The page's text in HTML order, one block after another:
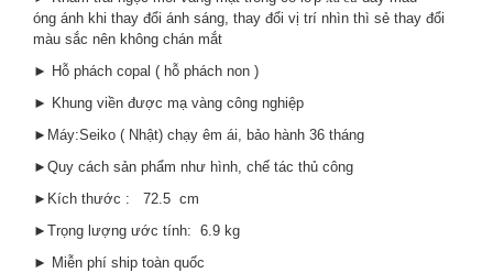
óng ánh khi thay đổi ánh sáng, thay đổi vị trí nhìn thì sẻ thay đổi
màu sắc nên không chán mắt
► Hỗ phách copal ( hỗ phách non )
► Khung viền được mạ vàng công nghiệp
►Máy:Seiko ( Nhật) chạy êm ái, bảo hành 36 tháng
►Quy cách sản phẩm như hình, chế tác thủ công
►Kích thước : 72.5 cm
►Trọng lượng ước tính: 6.9 kg
► Miễn phí ship toàn quốc